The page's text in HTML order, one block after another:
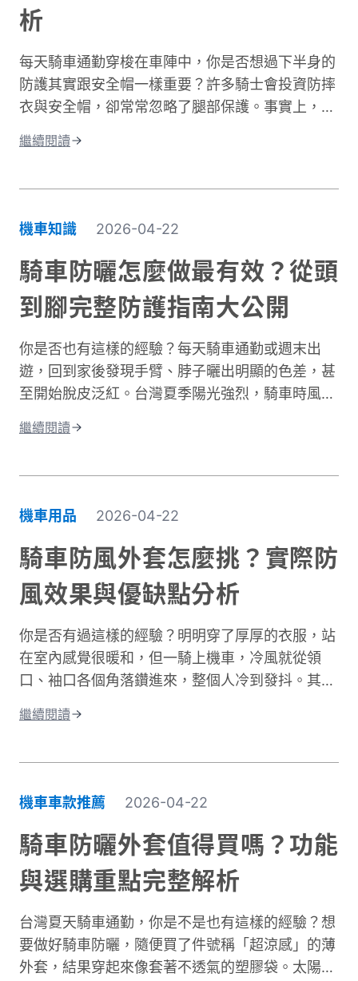
析
每天騎車通勤穿梭在車陣中，你是否想過下半身的
防護其實跟安全帽一樣重要？許多騎士會投資防摔
衣與安全帽，卻常常忽略了腿部保護。事實上，大
據交通部統計，機車事故傷亡中，頭部仍是最高致
部位。專業的機車防摔褲內建護膝、採用耐磨材
質，能在摔車瞬間提供關鍵保護。這與一般牛仔褲
或休閒褲有著根本性的差異。在台灣這個機車密度
極高的環境中，道路狀況複雜、天氣多變。突然下
雨導致路面濕滑、緊急煞車、車流密集，都讓騎士
型，更是守護生命的投資。本文將深入解析機車防
摔褲的防護原理、材質差異、CE認證標準，以及
如何根據通勤或長途需求進行防摔褲選購。讓你找
到兼顧安全、舒適與預算的理想選擇。
繼續閱讀
機車知識 2026-04-22
騎車防曬怎麼做最有效？從頭
到腳完整防護指南大公開
你是否也有這樣的經驗？每天騎車通勤或週末出
遊，回到家後發現手臂、脖子曬出明顯的色差，甚
至開始脫皮泛紅。台灣夏季陽光強烈，騎車時風吹
少。許多人以為騎車防曬只是愛美的選擇，其實這
下來容易造成曬傷、曬黑，甚至加速肌膚老化。別
擔心，做好紫外線防護並不複雜！本文將帶你了解
台灣氣候下的曝曬風險，並分享從頭部到腳部的完
整防曬裝備選擇。只要掌握正確方法，你也能在享
受騎車樂趣的同時，有效保護肌膚，遠離曬傷困
繼續閱讀
機車用品 2026-04-22
騎車防風外套怎麼挑？實際防
風效果與優缺點分析
你是否有過這樣的經驗？明明穿了厚厚的衣服，站
在室內感覺很暖和，但一騎上機車，冷風就從領
口、袖口各個角落鑽進來，整個人冷到發抖。其實
護。台灣氣候的冬季雖然氣溫很少跌破0度，但
擊。當你在冬季騎車時，迎面而來的強風會快速破
壞人體周圍的隔熱空氣層。即使環境溫度有
10°C，在時速 50 公里的風壓下，體感溫度約降至
5 至 6°C 左右，溫降幅度接近一半。 更糟的是，
台灣冬季平均相對濕度經常高於75%。潮濕空氣傳
灌進衣服裡，身體必須消耗更多能量去加熱這些水
分子，騎車保暖變得格外困難。這就是為什麼一件
真正有效的防寒外套對機車族來說不只是選配，而
繼續閱讀
機車車款推薦 2026-04-22
騎車防曬外套值得買嗎？功能
與選購重點完整解析
台灣夏天騎車通勤，你是不是也有這樣的經驗？想
要做好騎車防曬，隨便買了件號稱「超涼感」的薄
外套，結果穿起來像套著不透氣的塑膠袋。太陽確